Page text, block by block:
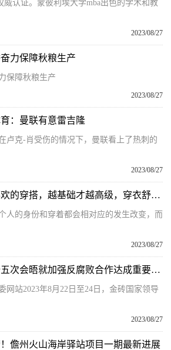
威认证。蒙彼利埃大学mba出色的学术和教
2023/08/27
力保障秋粮生产
保障秋粮生产
2023/08/27
：曼联有意雷吉隆
卢克-肖受伤的情况下，曼联看上了热刺的
2023/08/27
这些才是职业女性喜欢的穿搭，越基础才越高级，穿衣舒适有型
人的身份和穿着都会相对应的发生改变，而
2023/08/27
金砖国家领导人第十五次会晤就加强反腐败合作达成重要共识
网站2023年8月22日至24日，金砖国家领导
2023/08/27
儋州火山海岸驿站项目一期最新进展